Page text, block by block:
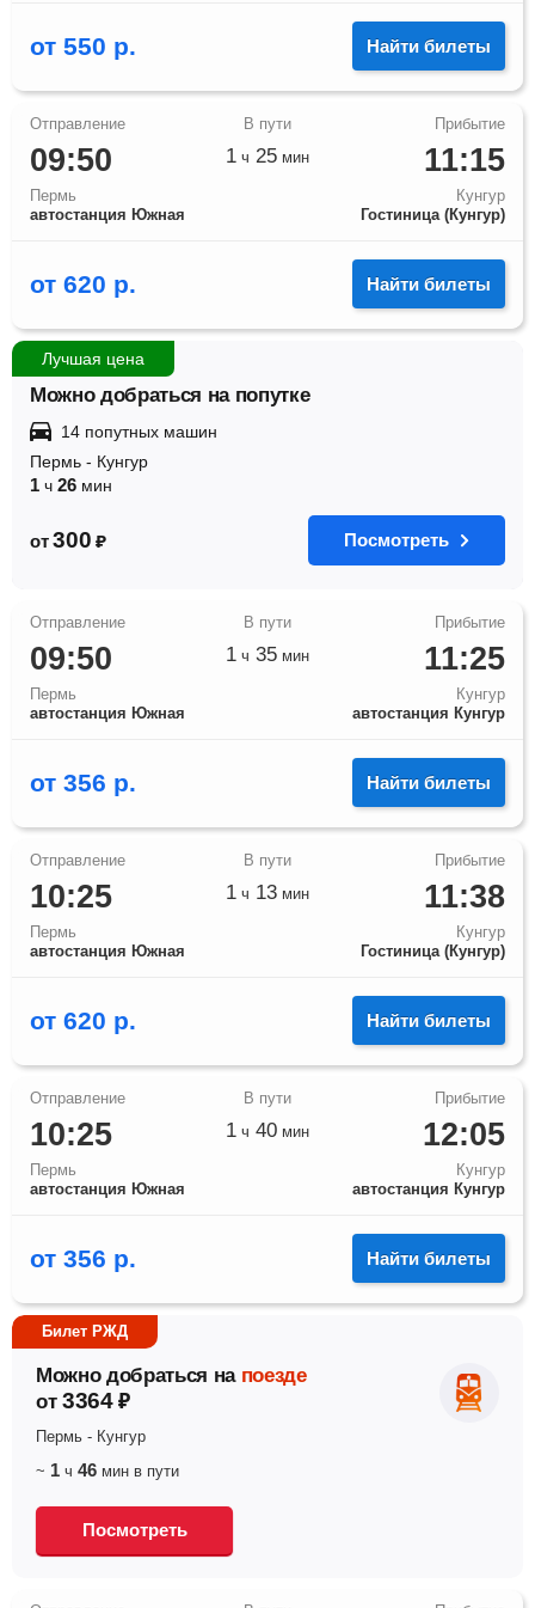
от 550 р. Найти билеты
09:50
Пермь
автостанция Южная
11:15
Кунгур
Гостиница (Кунгур)
1 ч 25 мин
от 620 р. Найти билеты
Лучшая цена
Можно добраться на попутке
14 попутных машин
Пермь - Кунгур
1 ч 26 мин
от 300 ₽ Посмотреть
09:50
Пермь
автостанция Южная
11:25
Кунгур
автостанция Кунгур
1 ч 35 мин
от 356 р. Найти билеты
10:25
Пермь
автостанция Южная
11:38
Кунгур
Гостиница (Кунгур)
1 ч 13 мин
от 620 р. Найти билеты
10:25
Пермь
автостанция Южная
12:05
Кунгур
автостанция Кунгур
1 ч 40 мин
от 356 р. Найти билеты
Билет РЖД
Можно добраться на поезде
от 3364 ₽
Пермь - Кунгур
~ 1 ч 46 мин в пути
Посмотреть